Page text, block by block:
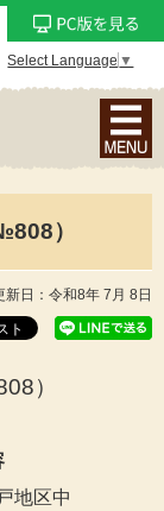
Select Language ▼
ナ
ビ
ン
メ
）
新日：令和8年 7月 8日
）
地区中